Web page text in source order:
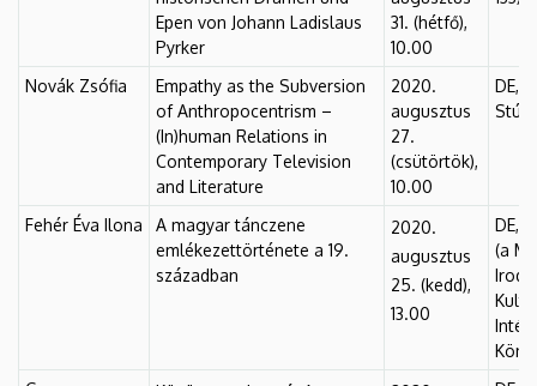
Epen von Johann Ladislaus
Pyrker
31. (hétfő),
10.00
Novák Zsófia
Empathy as the Subversion
of Anthropocentrism –
(In)human Relations in
Contemporary Television
and Literature
2020.
augusztus
27.
(csütörtök),
10.00
DE,
Fehér Éva Ilona
A magyar tánczene
emlékezettörténete a 19.
században
2020.
augusztus
25. (kedd),
13.00
DE,
(a